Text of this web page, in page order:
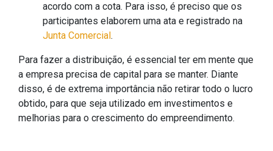
acordo com a cota. Para isso, é preciso que os
participantes elaborem uma ata e registrado na
Junta Comercial .
Para fazer a distribuição, é essencial ter em mente que
a empresa precisa de capital para se manter. Diante
disso, é de extrema importância não retirar todo o lucro
obtido, para que seja utilizado em investimentos e
melhorias para o crescimento do empreendimento.